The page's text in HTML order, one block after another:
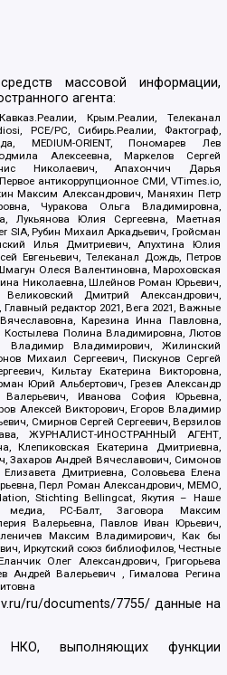
массовой информации,
агента:
Крым.Реалии, Телеканал
PCE/PC, Сибирь.Реалии, Фактограф,
MEDIUM-ORIENT, Пономарев Лев
Алексеевна, Маркелов Сергей
Николаевич, Апахончич Дарья
антикоррупционное СМИ, VTimes.io,
Максим Александрович, Маняхин Петр
Чуракова Ольга Владимировна,
Лукьянова Юлия Сергеевна, Маетная
SIA, Рубин Михаил Аркадьевич, Гройсман
Илья Дмитриевич, Апухтина Юлия
Евгеньевич, Телеканал Дождь, Петров
Олеся Валентиновна, Мароховская
Николаевна, Шлейнов Роман Юрьевич,
Дмитрий Александрович,
редактор 2021, Вега 2021, Важные
Карезина Инна Павловна,
Полина Владимировна, Лютов
Владимир Владимирович, Жилинский
Михаил Сергеевич, Пискунов Сергей
Кильтау Екатерина Викторовна,
Юрий Альбертович, Грезев Александр
Иванова София Юрьевна,
Алексей Викторович, Егоров Владимир
Смирнов Сергей Сергеевич, Верзилов
ЖУРНАЛИСТ-ИНОСТРАННЫЙ АГЕНТ,
Клепиковская Екатерина Дмитриевна,
Захаров Андрей Вячеславович, Симонов
Дмитриевна, Соловьева Елена
Перл Роман Александрович, МЕМО,
Stichting Bellingcat, Якутия – Наше
РС-Балт, Заговора Максим
Валерьевна, Павлов Иван Юрьевич,
Максим Владимирович, Как бы
Иркутский союз библиофилов, Честные
Олег Александрович, Григорьева
Андрей Валерьевич , Гималова Регина
ru/documents/7755/ данные на
выполняющих функции